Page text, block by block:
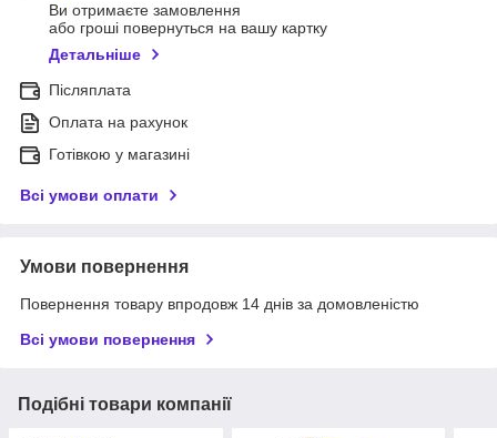
Ви отримаєте замовлення
або гроші повернуться на вашу картку
Детальніше
Післяплата
Оплата на рахунок
Готівкою у магазині
Всі умови оплати
Умови повернення
Повернення товару впродовж 14 днів за домовленістю
Всі умови повернення
Подібні товари компанії